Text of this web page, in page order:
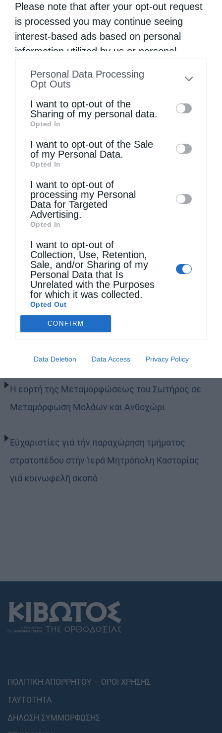
Please note that after your opt-out request
is processed you may continue seeing
interest-based ads based on personal
information utilized by us or personal
to your opt-out. You may separately opt-out
information by third parties on the IAB’s list
of downstream participants. This
information may also be disclosed by us to
third parties on theIAB’s List of
Downstream Participants
disclose it to other third parties.
Personal Data Processing
Opt Outs
I want to opt-out of the
Sharing of my personal data.
Opted In
I want to opt-out of the Sale
of my Personal Data.
Opted In
I want to opt-out of
processing my Personal
Data for Targeted
Advertising.
Opted In
I want to opt-out of
Collection, Use, Retention,
Sale, and/or Sharing of my
Personal Data that Is
Unrelated with the Purposes
for which it was collected.
Opted Out
CONFIRM
Data Deletion Data Access Privacy Policy
Τελευταία άρθρα
Η LEROY MERLIN στηρίζει τον Ελληνικό Ερυθρό
Σταυρό με δωρεά επιχειρησιακού εξοπλισμού για
την αντιμετώπιση των καταστροφικών
πυρκαγιών
Η “Κιβωτός της Ορθοδοξίας” σε όλα τα περίπτερα
Δημητριάδος Ιγνάτιος: «Η Παναγία μας δείχνει
τον δρόμο της ταπείνωσης και της σιωπής»
Η εορτή της Μεταμορφώσεως του Σωτήρος σε
Μεταμόρφωση Μολάων και Ανθοχώρι
Εὐχαριστίες γιά τήν παραχώρηση τμήματος
στρατοπέδου στήν Ἱερά Μητρόπολη Καστορίας
γιά κοινωφελῆ σκοπό
ΠΟΛΙΤΙΚΗ ΑΠΟΡΡΗΤΟΥ – ΟΡΟΙ ΧΡΗΣΗΣ
ΤΑΥΤΟΤΗΤΑ
ΔΗΛΩΣΗ ΣΥΜΜΟΡΦΩΣΗΣ